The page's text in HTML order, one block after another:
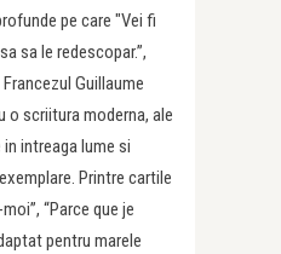
pe care "Vei fi
sa le redescopar.”,
Guillaume
o scriitura moderna, ale
intreaga lume si
Printre cartile
“Parce que je
pentru marele